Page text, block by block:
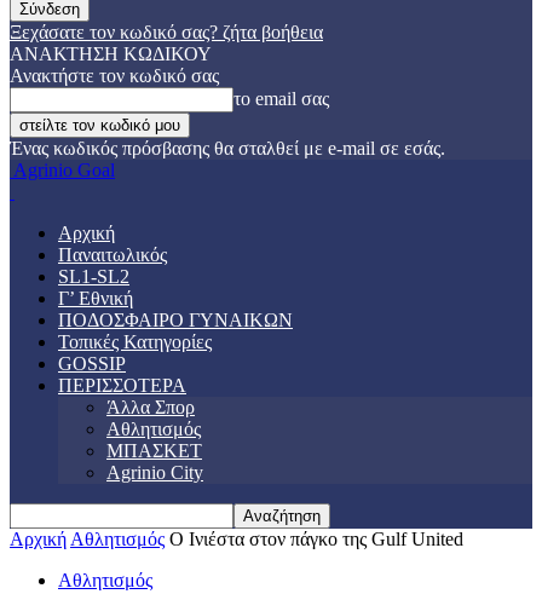
Ξεχάσατε τον κωδικό σας? ζήτα βοήθεια
ΑΝΑΚΤΗΣΗ ΚΩΔΙΚΟΥ
Ανακτήστε τον κωδικό σας
το email σας
Ένας κωδικός πρόσβασης θα σταλθεί με e-mail σε εσάς.
Agrinio Goal
Αρχική
Παναιτωλικός
SL1-SL2
Γ’ Εθνική
ΠΟΔΟΣΦΑΙΡΟ ΓΥΝΑΙΚΩΝ
Τοπικές Κατηγορίες
GOSSIP
ΠΕΡΙΣΣΟΤΕΡΑ
Άλλα Σπορ
Αθλητισμός
ΜΠΑΣΚΕΤ
Agrinio City
Αρχική Αθλητισμός Ο Ινιέστα στον πάγκο της Gulf United
Αθλητισμός